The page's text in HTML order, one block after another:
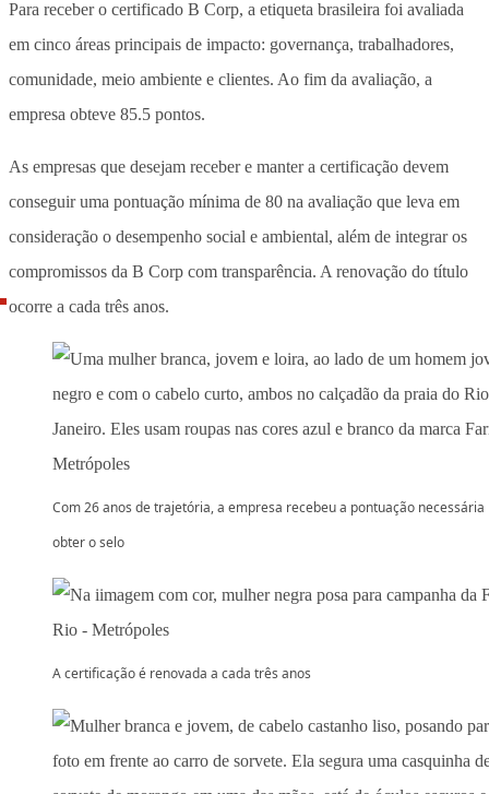
Para receber o certificado B Corp, a etiqueta brasileira foi avaliada
em cinco áreas principais de impacto: governança, trabalhadores,
comunidade, meio ambiente e clientes. Ao fim da avaliação, a
empresa obteve 85.5 pontos.
As empresas que desejam receber e manter a certificação devem
conseguir uma pontuação mínima de 80 na avaliação que leva em
consideração o desempenho social e ambiental, além de integrar os
compromissos da B Corp com transparência. A renovação do título
ocorre a cada três anos.
Com 26 anos de trajetória, a empresa recebeu a pontuação necessária
obter o selo
A certificação é renovada a cada três anos